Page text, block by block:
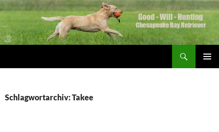
Zum
springen
Schlagwortarchiv: Takee